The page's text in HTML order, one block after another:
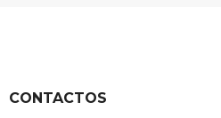
CONTACTOS